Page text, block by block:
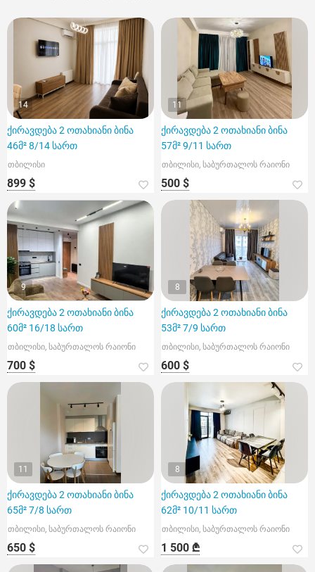
14
ქირავდება 2 ოთახიანი ბინა
46მ² 8/14 სართ
თბილისი
899 $
11
ქირავდება 2 ოთახიანი ბინა
57მ² 9/11 სართ
თბილისი, საბურთალოს რაიონი
500 $
9
ქირავდება 2 ოთახიანი ბინა
60მ² 16/18 სართ
თბილისი, საბურთალოს რაიონი
700 $
8
ქირავდება 2 ოთახიანი ბინა
53მ² 7/9 სართ
თბილისი, საბურთალოს რაიონი
600 $
11
ქირავდება 2 ოთახიანი ბინა
65მ² 7/8 სართ
თბილისი, საბურთალოს რაიონი
650 $
8
ქირავდება 2 ოთახიანი ბინა
62მ² 10/11 სართ
თბილისი, საბურთალოს რაიონი
1 500 ₾